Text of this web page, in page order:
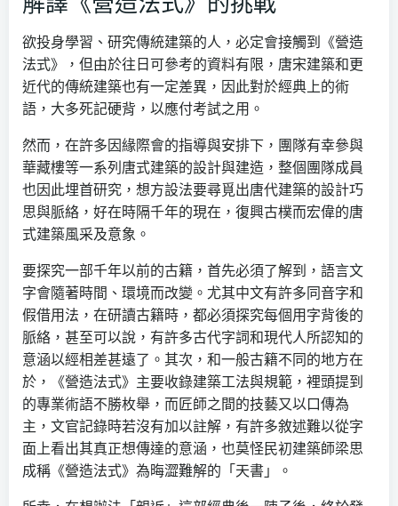
欲投身學習、研究傳統建築的人，必定會接觸到《營造
法式》，但由於往日可參考的資料有限，唐宋建築和更
近代的傳統建築也有一定差異，因此對於經典上的術
語，大多死記硬背，以應付考試之用。
然而，在許多因緣際會的指導與安排下，團隊有幸參與
華藏樓等一系列唐式建築的設計與建造，整個團隊成員
也因此埋首研究，想方設法要尋覓出唐代建築的設計巧
思與脈絡，好在時隔千年的現在，復興古樸而宏偉的唐
式建築風采及意象。
要探究一部千年以前的古籍，首先必須了解到，語言文
字會隨著時間、環境而改變。尤其中文有許多同音字和
假借用法，在研讀古籍時，都必須探究每個用字背後的
脈絡，甚至可以說，有許多古代字詞和現代人所認知的
意涵以經相差甚遠了。其次，和一般古籍不同的地方在
於，《營造法式》主要收錄建築工法與規範，裡頭提到
的專業術語不勝枚舉，而匠師之間的技藝又以口傳為
主，文官記錄時若沒有加以註解，有許多敘述難以從字
面上看出其真正想傳達的意涵，也莫怪民初建築師梁思
成稱《營造法式》為晦澀難解的「天書」。